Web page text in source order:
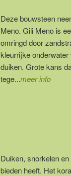
Deze bouwsteen
Meno. Gili Meno is
omringd door
kleurrijke
duiken. Grote kans
tege...meer info
Duiken, snorkelen
bieden heeft. Het